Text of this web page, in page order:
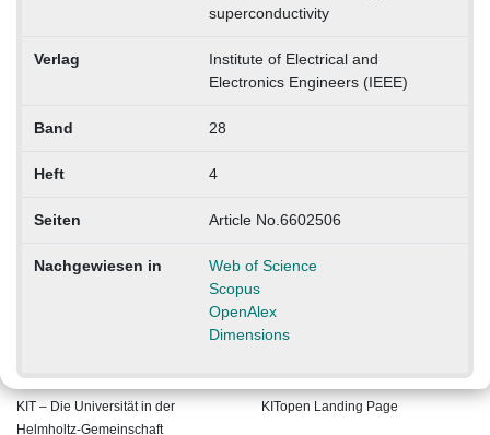
superconductivity
Verlag
Institute of Electrical and
Electronics Engineers (IEEE)
Band 28
Heft 4
Seiten Article No.6602506
Nachgewiesen in
Web of Science
Scopus
OpenAlex
Dimensions
KIT – Die Universität in der
Helmholtz-Gemeinschaft
KITopen Landing Page